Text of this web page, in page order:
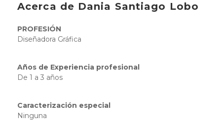
Acerca de Dania Santiago Lobo
PROFESIÓN
Diseñadora Gráfica
Años de Experiencia profesional
De 1 a 3 años
Caracterización especial
Ninguna